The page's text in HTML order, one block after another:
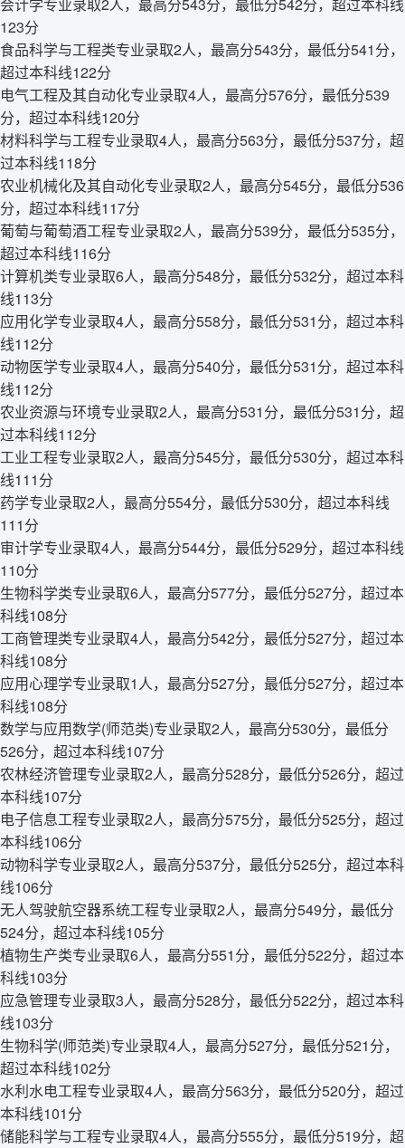
123分
食品科学与工程类专业录取2人，最高分543分，最低分541分，
超过本科线122分
电气工程及其自动化专业录取4人，最高分576分，最低分539
分，超过本科线120分
材料科学与工程专业录取4人，最高分563分，最低分537分，超
过本科线118分
农业机械化及其自动化专业录取2人，最高分545分，最低分536
分，超过本科线117分
葡萄与葡萄酒工程专业录取2人，最高分539分，最低分535分，
超过本科线116分
计算机类专业录取6人，最高分548分，最低分532分，超过本科
线113分
应用化学专业录取4人，最高分558分，最低分531分，超过本科
线112分
动物医学专业录取4人，最高分540分，最低分531分，超过本科
线112分
农业资源与环境专业录取2人，最高分531分，最低分531分，超
过本科线112分
工业工程专业录取2人，最高分545分，最低分530分，超过本科
线111分
药学专业录取2人，最高分554分，最低分530分，超过本科线
111分
审计学专业录取4人，最高分544分，最低分529分，超过本科线
110分
生物科学类专业录取6人，最高分577分，最低分527分，超过本
科线108分
工商管理类专业录取4人，最高分542分，最低分527分，超过本
科线108分
应用心理学专业录取1人，最高分527分，最低分527分，超过本
科线108分
数学与应用数学(师范类)专业录取2人，最高分530分，最低分
526分，超过本科线107分
农林经济管理专业录取2人，最高分528分，最低分526分，超过
本科线107分
电子信息工程专业录取2人，最高分575分，最低分525分，超过
本科线106分
动物科学专业录取2人，最高分537分，最低分525分，超过本科
线106分
无人驾驶航空器系统工程专业录取2人，最高分549分，最低分
524分，超过本科线105分
植物生产类专业录取6人，最高分551分，最低分522分，超过本
科线103分
应急管理专业录取3人，最高分528分，最低分522分，超过本科
线103分
生物科学(师范类)专业录取4人，最高分527分，最低分521分，
超过本科线102分
水利水电工程专业录取4人，最高分563分，最低分520分，超过
本科线101分
储能科学与工程专业录取4人，最高分555分，最低分519分，超